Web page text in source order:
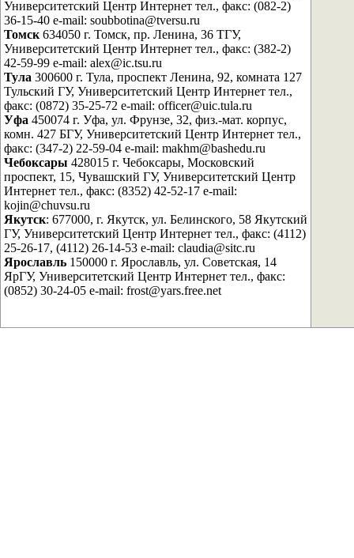
Университетский Центр Интернет тел., факс: (082-2)
36-15-40 e-mail: soubbotina@tversu.ru
Томск 634050 г. Томск, пр. Ленина, 36 ТГУ,
Университетский Центр Интернет тел., факс: (382-2)
42-59-99 e-mail: alex@ic.tsu.ru
Тула 300600 г. Тула, проспект Ленина, 92, комната 127
Тульский ГУ, Университетский Центр Интернет тел.,
факс: (0872) 35-25-72 e-mail: officer@uic.tula.ru
Уфа 450074 г. Уфа, ул. Фрунзе, 32, физ.-мат. корпус,
комн. 427 БГУ, Университетский Центр Интернет тел.,
факс: (347-2) 22-59-04 e-mail: makhm@bashedu.ru
Чебоксары 428015 г. Чебоксары, Московский
проспект, 15, Чувашский ГУ, Университетский Центр
Интернет тел., факс: (8352) 42-52-17 e-mail:
kojin@chuvsu.ru
Якутск: 677000, г. Якутск, ул. Белинского, 58 Якутский
ГУ, Университетский Центр Интернет тел., факс: (4112)
25-26-17, (4112) 26-14-53 e-mail: claudia@sitc.ru
Ярославль 150000 г. Ярославль, ул. Советская, 14
ЯрГУ, Университетский Центр Интернет тел., факс:
(0852) 30-24-05 e-mail: frost@yars.free.net